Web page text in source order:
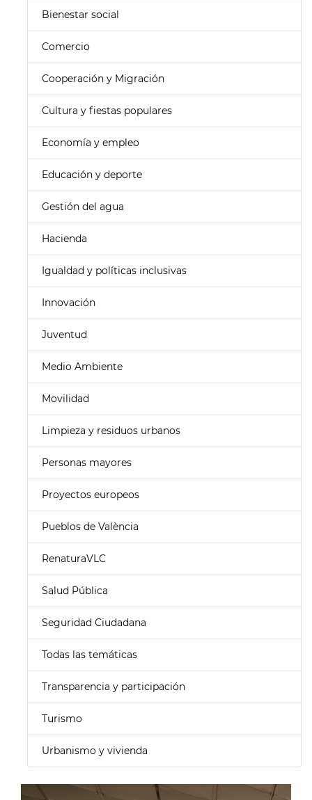
Bienestar social
Comercio
Cooperación y Migración
Cultura y fiestas populares
Economía y empleo
Educación y deporte
Gestión del agua
Hacienda
Igualdad y políticas inclusivas
Innovación
Juventud
Medio Ambiente
Movilidad
Limpieza y residuos urbanos
Personas mayores
Proyectos europeos
Pueblos de València
RenaturaVLC
Salud Pública
Seguridad Ciudadana
Todas las temáticas
Transparencia y participación
Turismo
Urbanismo y vivienda